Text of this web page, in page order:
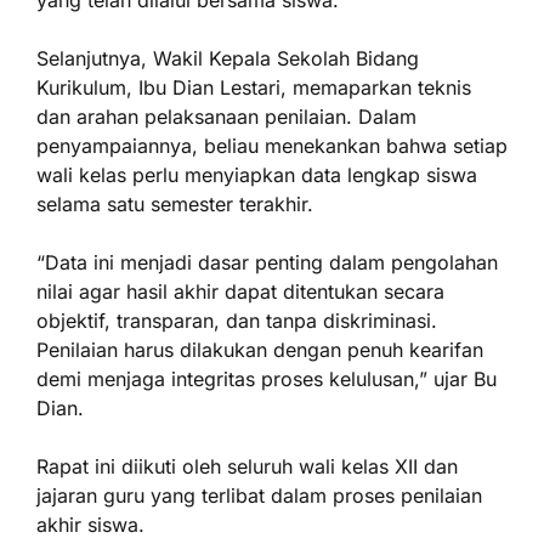
Selanjutnya, Wakil Kepala Sekolah Bidang
Kurikulum, Ibu Dian Lestari, memaparkan teknis
dan arahan pelaksanaan penilaian. Dalam
penyampaiannya, beliau menekankan bahwa setiap
wali kelas perlu menyiapkan data lengkap siswa
selama satu semester terakhir.
“Data ini menjadi dasar penting dalam pengolahan
nilai agar hasil akhir dapat ditentukan secara
objektif, transparan, dan tanpa diskriminasi.
Penilaian harus dilakukan dengan penuh kearifan
demi menjaga integritas proses kelulusan,” ujar Bu
Dian.
Rapat ini diikuti oleh seluruh wali kelas XII dan
jajaran guru yang terlibat dalam proses penilaian
akhir siswa.